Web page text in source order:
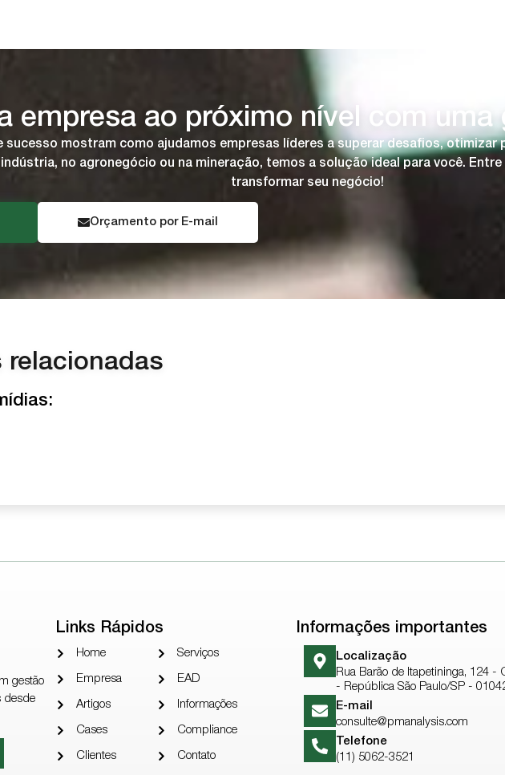
empresa ao próximo nível com
sucesso mostram como ajudamos empresas líderes a superar desafios,
no agronegócio ou na mineração, temos a solução ideal para você.
transformar seu negócio!
Orçamento por E-mail
relacionadas
gestão
desde
Links Rápidos
Home
Empresa
Artigos
Cases
Clientes
Serviços
EAD
Informações
Compliance
Contato
Informações importantes
Localização
Rua Barão de Itapetininga, 124 -
- República São Paulo/SP -
E-mail
consulte@pmanalysis.com
Telefone
(11) 5062-3521